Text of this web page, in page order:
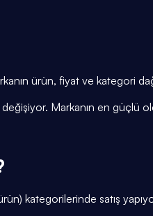
ürün, fiyat ve kategori
Markanın en güçlü
kategorilerinde satış